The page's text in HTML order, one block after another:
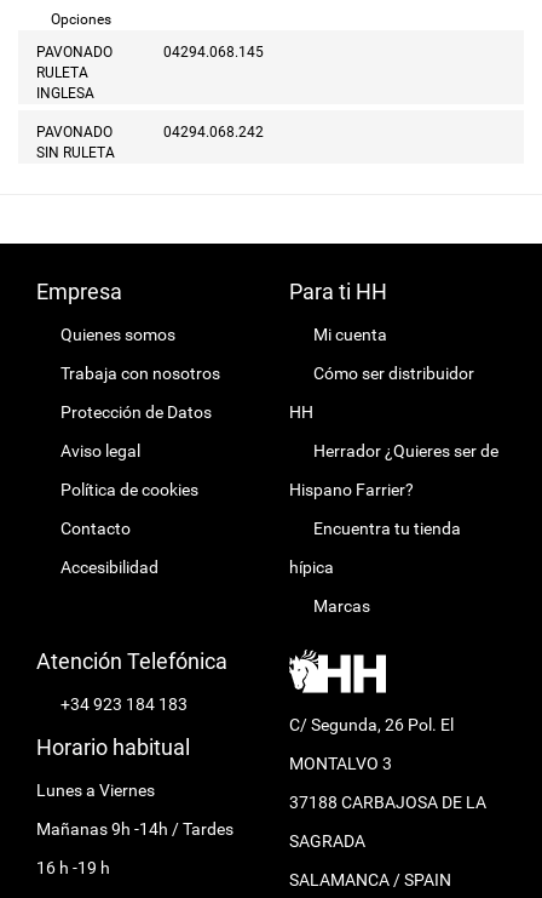
Opciones
PAVONADO
RULETA
INGLESA
04294.068.145
PAVONADO
SIN RULETA
04294.068.242
Empresa
Quienes somos
Trabaja con nosotros
Protección de Datos
Aviso legal
Política de cookies
Contacto
Accesibilidad
Para ti HH
Mi cuenta
Cómo ser distribuidor
HH
Herrador ¿Quieres ser de
Hispano Farrier?
Encuentra tu tienda
hípica
Marcas
Atención Telefónica
+34 923 184 183
Horario habitual
Lunes a Viernes
Mañanas 9h -14h / Tardes
16 h -19 h
C/ Segunda, 26 Pol. El
MONTALVO 3
37188 CARBAJOSA DE LA
SAGRADA
SALAMANCA / SPAIN